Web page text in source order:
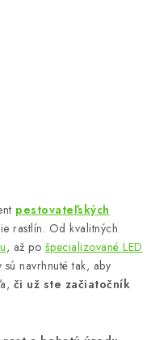
pestovateľských
rastlín. Od kvalitných
, až po špecializované LED
navrhnuté tak, aby
či už ste začiatočník